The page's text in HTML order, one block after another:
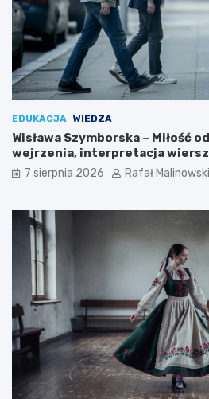
EDUKACJA WIEDZA
Wisława Szymborska – Miłość
wejrzenia, interpretacja
7 sierpnia 2026 Rafał Malinowski